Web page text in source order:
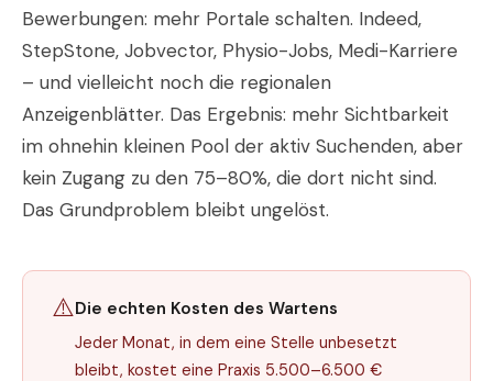
Bewerbungen: mehr Portale schalten. Indeed,
StepStone, Jobvector, Physio-Jobs, Medi-Karriere
– und vielleicht noch die regionalen
Anzeigenblätter. Das Ergebnis: mehr Sichtbarkeit
im ohnehin kleinen Pool der aktiv Suchenden, aber
kein Zugang zu den 75–80%, die dort nicht sind.
Das Grundproblem bleibt ungelöst.
⚠️Die echten Kosten des Wartens
Jeder Monat, in dem eine Stelle unbesetzt
bleibt, kostet eine Praxis 5.500–6.500 €